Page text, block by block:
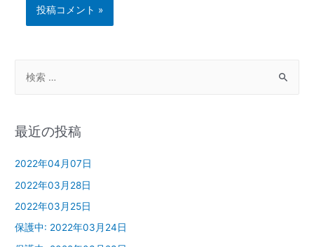
最近の投稿
2022年04月07日
2022年03月28日
2022年03月25日
保護中: 2022年03月24日